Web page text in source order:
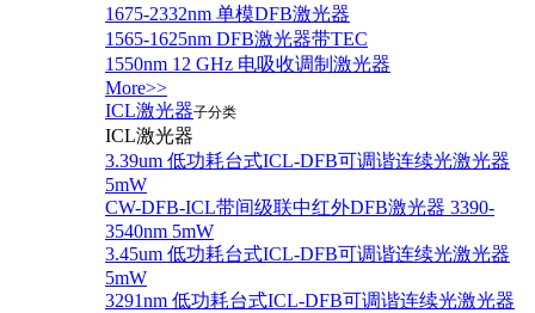
1675-2332nm 单模DFB激光器
1565-1625nm DFB激光器带TEC
1550nm 12 GHz 电吸收调制激光器
More>>
ICL激光器子分类
ICL激光器
3.39um 低功耗台式ICL-DFB可调谐连续光激光器
5mW
CW-DFB-ICL带间级联中红外DFB激光器 3390-
3540nm 5mW
3.45um 低功耗台式ICL-DFB可调谐连续光激光器
5mW
3291nm 低功耗台式ICL-DFB可调谐连续光激光器